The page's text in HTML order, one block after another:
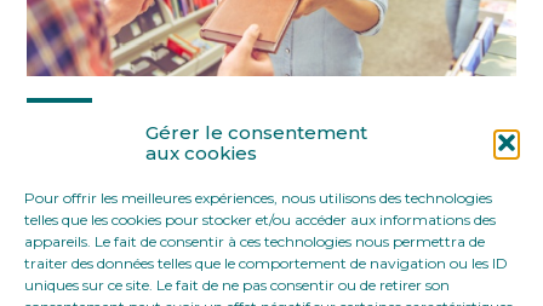
Gérer le consentement
aux cookies
Pour offrir les meilleures expériences, nous utilisons des technologies
telles que les cookies pour stocker et/ou accéder aux informations des
appareils. Le fait de consentir à ces technologies nous permettra de
traiter des données telles que le comportement de navigation ou les ID
uniques sur ce site. Le fait de ne pas consentir ou de retirer son
FaceBook
TwitterLinkedIn